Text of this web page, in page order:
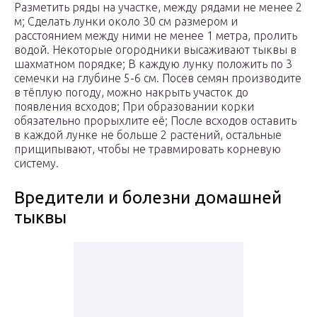
Разметить ряды на участке, между рядами не менее 2
м; Сделать лунки около 30 см размером и
расстоянием между ними не менее 1 метра, пролить
водой. Некоторые огородники высаживают тыквы в
шахматном порядке; В каждую лунку положить по 3
семечки на глубине 5-6 см. Посев семян производите
в тёплую погоду, можно накрыть участок до
появления всходов; При образовании корки
обязательно прорыхлите её; После всходов оставить
в каждой лунке не больше 2 растений, остальные
прищипывают, чтобы не травмировать корневую
систему.
Вредители и болезни домашней
тыквы